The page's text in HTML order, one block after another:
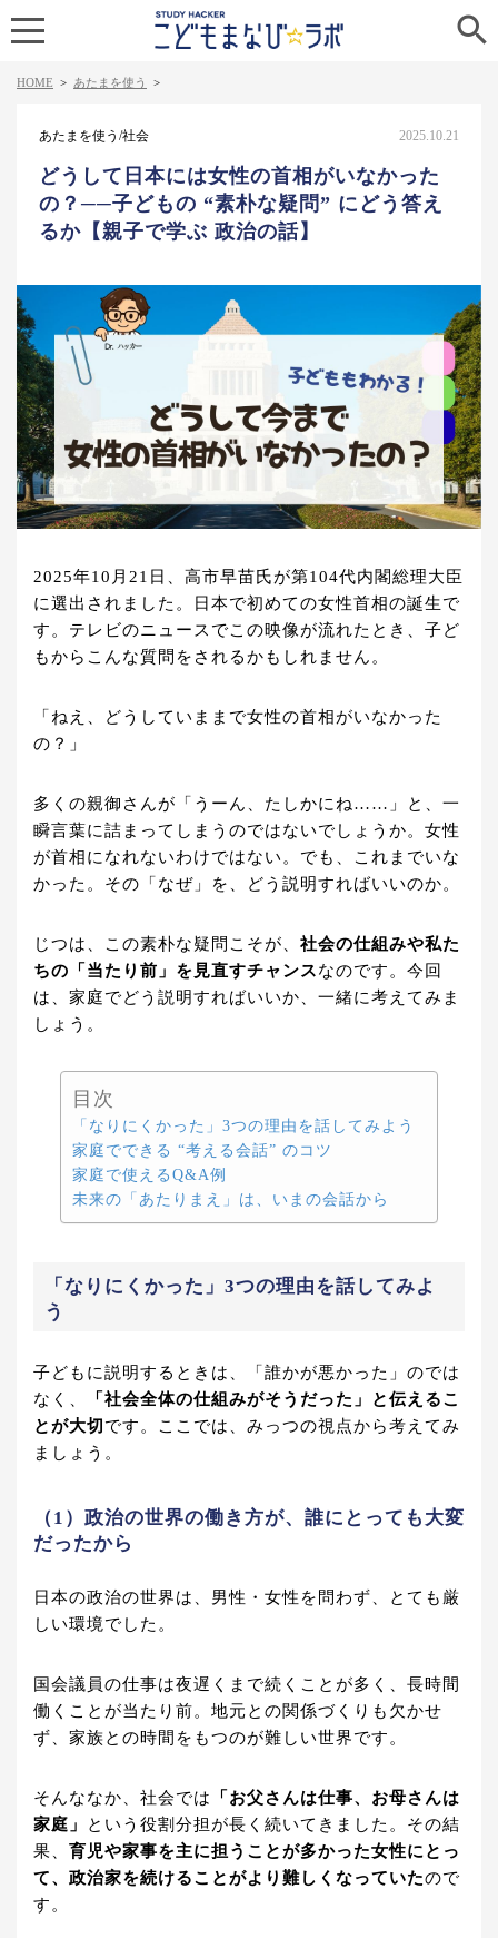

HOME > あたまを使う >
あたまを使う/社会 2025.10.21
どうして日本には女性の首相がいなかった
の？──子どもの “素朴な疑問” にどう答え
るか【親子で学ぶ 政治の話】
2025年10月21日、高市早苗氏が第104代内閣総理大臣
に選出されました。日本で初めての女性首相の誕生で
す。テレビのニュースでこの映像が流れたとき、子ど
もからこんな質問をされるかもしれません。
「ねえ、どうしていままで女性の首相がいなかった
の？」
多くの親御さんが「うーん、たしかにね……」と、一
瞬言葉に詰まってしまうのではないでしょうか。女性
が首相になれないわけではない。でも、これまでいな
かった。その「なぜ」を、どう説明すればいいのか。
じつは、この素朴な疑問こそが、 社会の仕組みや私た
ちの「当たり前」を見直すチャンスなのです。今回
は、家庭でどう説明すればいいか、一緒に考えてみま
しょう。
目次
「なりにくかった」3つの理由を話してみよう
家庭でできる “考える会話” のコツ
家庭で使えるQ&A例
未来の「あたりまえ」は、いまの会話から
「なりにくかった」3つの理由を話してみよ
う
子どもに説明するときは、「誰かが悪かった」のでは
なく、
「社会全体の仕組みがそうだった」と伝えるこ
とが大切 です。ここでは、みっつの視点から考えてみ
ましょう。
（1）政治の世界の働き方が、誰にとっても大変
だったから
日本の政治の世界は、男性・女性を問わず、とても厳
しい環境でした。
国会議員の仕事は夜遅くまで続くことが多く、長時間
働くことが当たり前。地元との関係づくりも欠かせ
ず、家族との時間をもつのが難しい世界です。
そんななか、社会では
「お父さんは仕事、お母さんは
家庭」
という役割分担が長く続いてきました。その結
果、 育児や家事を主に担うことが多かった女性にとっ
て、政治家を続けることがより難しくなっていたので
す。